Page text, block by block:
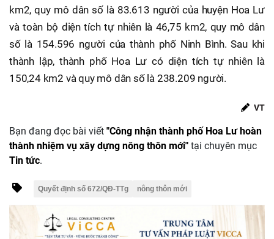
km2, quy mô dân số là 83.613 người của huyện Hoa Lư
và toàn bộ diện tích tự nhiên là 46,75 km2, quy mô dân
số là 154.596 người của thành phố Ninh Bình. Sau khi
thành lập, thành phố Hoa Lư có diện tích tự nhiên là
150,24 km2 và quy mô dân số là 238.209 người.
VT
Bạn đang đọc bài viết "Công nhận thành phố Hoa Lư hoàn
thành nhiệm vụ xây dựng nông thôn mới" tại chuyên mục
Tin tức.
Quyết định số 672/QĐ-TTg nông thôn mới